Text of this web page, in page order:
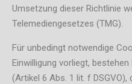
Umsetzung dieser Richtlinie
Telemediengesetzes (TMG).
Für unbedingt notwendige
Einwilligung vorliegt, bestehen
(Artikel 6 Abs. 1 lit. f DSGVO),